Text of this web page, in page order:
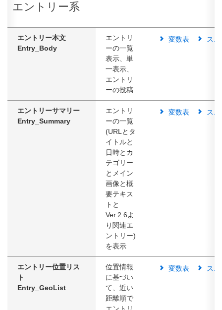
エントリー系
エントリー本文
Entry_Body
エントリ
ーの一覧
表示、単
一表示、
エントリ
ーの投稿
変数表 スニ
エントリーサマリー
Entry_Summary
エントリ
ーの一覧
(URLとタ
イトルと
日時とカ
テゴリー
とメイン
画像と概
要テキス
トと
Ver.2.6よ
り関連エ
ントリー)
を表示
変数表 スニ
エントリー位置リス
ト
Entry_GeoList
位置情報
に基づい
て、近い
距離順で
変数表 スニ